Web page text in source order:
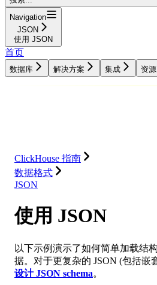
Navigation
JSON
使用 JSON
首页
数据库 解决方案 集成 资源
ClickHouse 指南
数据格式
JSON
使用 JSON
以下示例演示了如何简单加载结
据。对于更复杂的 JSON (包括嵌
设计 JSON schema。